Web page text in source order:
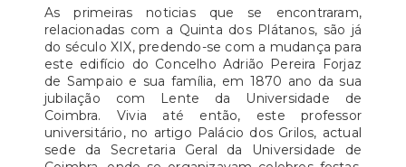
As primeiras noticias que se encontraram,
relacionadas com a Quinta dos Plátanos, são já
do século XIX, predendo-se com a mudança para
este edifício do Concelho Adrião Pereira Forjaz
de Sampaio e sua família, em 1870 ano da sua
jubilação com Lente da Universidade de
Coimbra. Vivia até então, este professor
universitário, no artigo Palácio dos Grilos, actual
sede da Secretaria Geral da Universidade de